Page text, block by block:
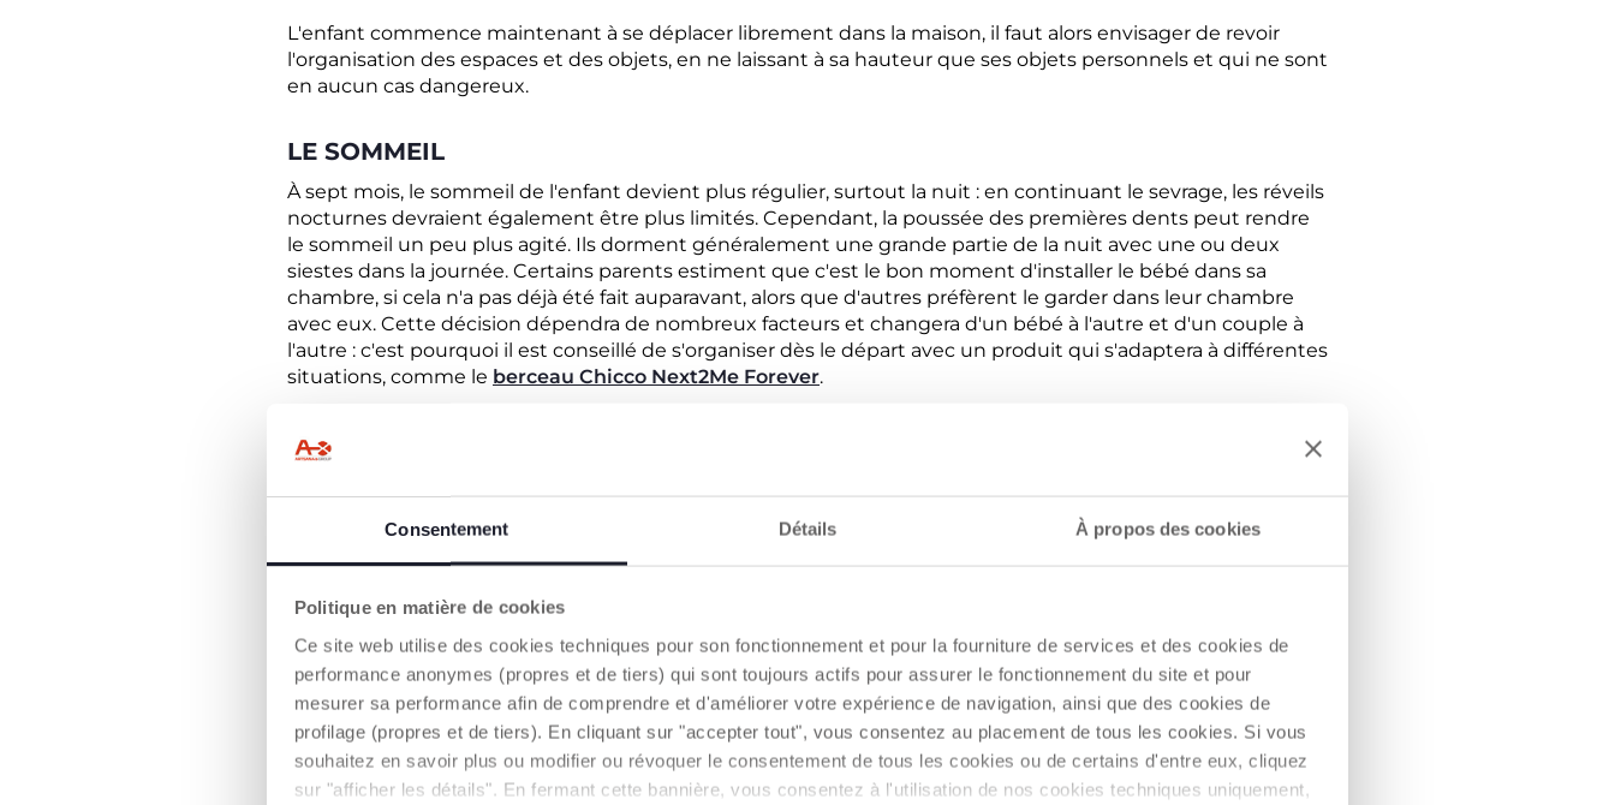
Consentement Détails À propos des cookies
Politique en matière de cookies
Ce site web utilise des cookies techniques pour son fonctionnement et pour la fourniture de services et des cookies de
performance anonymes (propres et de tiers) qui sont toujours actifs pour assurer le fonctionnement du site et pour
mesurer sa performance afin de comprendre et d'améliorer votre expérience de navigation, ainsi que des cookies de
profilage (propres et de tiers). En cliquant sur "accepter tout", vous consentez au placement de tous les cookies. Si vous
souhaitez en savoir plus ou modifier ou révoquer le consentement de tous les cookies ou de certains d'entre eux, cliquez
sur "afficher les détails". En fermant cette bannière, vous consentez à l'utilisation de nos cookies techniques uniquement,
L'enfant commence maintenant à se déplacer librement dans la maison, il faut alors envisager de revoir
l'organisation des espaces et des objets, en ne laissant à sa hauteur que ses objets personnels et qui ne sont
en aucun cas dangereux.
LE SOMMEIL
À sept mois, le sommeil de l'enfant devient plus régulier, surtout la nuit : en continuant le sevrage, les réveils
nocturnes devraient également être plus limités. Cependant, la poussée des premières dents peut rendre
le sommeil un peu plus agité. Ils dorment généralement une grande partie de la nuit avec une ou deux
siestes dans la journée. Certains parents estiment que c'est le bon moment d'installer le bébé dans sa
chambre, si cela n'a pas déjà été fait auparavant, alors que d'autres préfèrent le garder dans leur chambre
avec eux. Cette décision dépendra de nombreux facteurs et changera d'un bébé à l'autre et d'un couple à
l'autre : c'est pourquoi il est conseillé de s'organiser dès le départ avec un produit qui s'adaptera à différentes
situations, comme le berceau Chicco Next2Me Forever.
COMMENT S'EXPRIME UN NOURRISSON DE 7 MOIS
Il reconnaît les visages familiers mais peut prendre peur s'il voit un visage étranger.
Il porte tout à sa bouche pour connaître et explorer.
quand il fait bien quelque chose.
Il commence à répéter certaines consonnes, principalement M et B, appelées labiales, puis des syllabes
telles que la-la-la, ma-ma-ma, da-da-da... C'est la phase dite de lallation, très importante pour le
développement du langage.
Au cours de cette période, l'angoisse de la séparation d'avec la mère peut commencer à s'installer chez le
bébé : il se rend compte que sa mère ne forme pas un tout avec lui, mais qu'elle est une personne à part
entière. Cette phase est normale et nécessaire dans la vie de l'enfant, mais elle peut avoir des répercussions